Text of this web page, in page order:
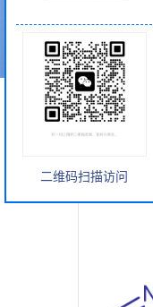
产品展厅
二维码扫描访问